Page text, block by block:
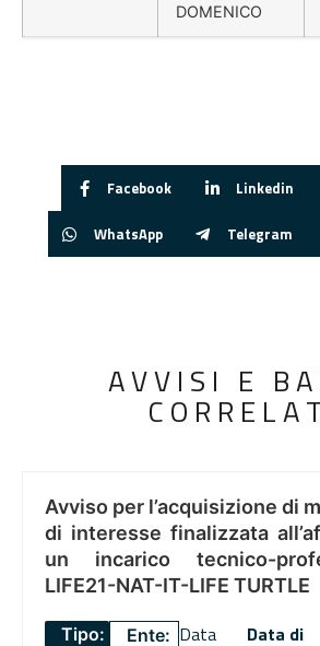
DOMENICO
Facebook Linkedin
WhatsApp Telegram
AVVISI E
Avviso per l’acquisizione di
di interesse finalizzata
un incarico tecnico-
LIFE21-NAT-IT-LIFE TURTLE
Tipo: Ente: Data Data di